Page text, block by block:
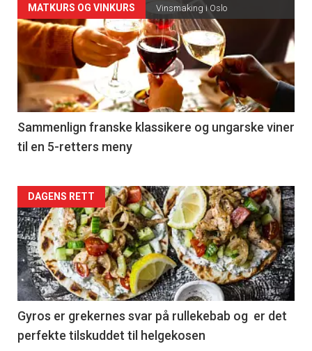
Forsiden
akkurat
nå
-
5
MATKURS OG VINKURS Vinsmaking i Oslo
Sammenlign franske klassikere og ungarske viner
til en 5-retters meny
Forsiden
akkurat
nå
-
6
DAGENS RETT
Gyros er grekernes svar på rullekebab og er det
perfekte tilskuddet til helgekosen